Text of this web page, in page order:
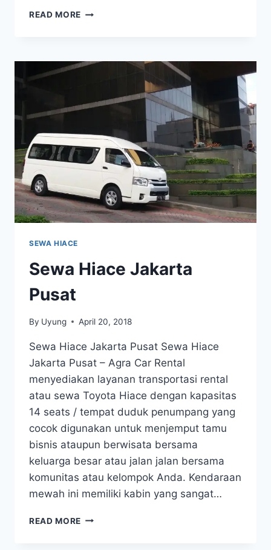
READ MORE SEWA
SEWA HIACE
Sewa Hiace Jakarta
Pusat
By Uyung April 20, 2018
Sewa Hiace Jakarta Pusat Sewa Hiace
Jakarta Pusat – Agra Car Rental
menyediakan layanan transportasi rental
atau sewa Toyota Hiace dengan kapasitas
14 seats / tempat duduk penumpang yang
cocok digunakan untuk menjemput tamu
bisnis ataupun berwisata bersama
keluarga besar atau jalan jalan bersama
komunitas atau kelompok Anda. Kendaraan
mewah ini memiliki kabin yang sangat…
READ MORE SEWA